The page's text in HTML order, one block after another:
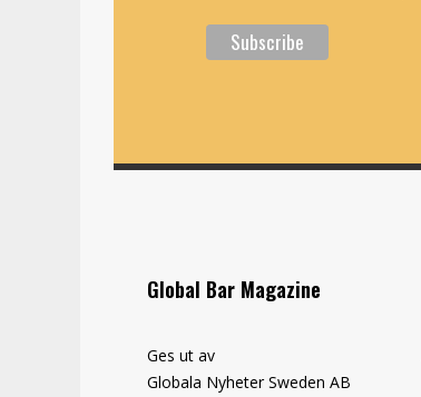
Global Bar Magazine
Ges ut av
Globala Nyheter Sweden AB